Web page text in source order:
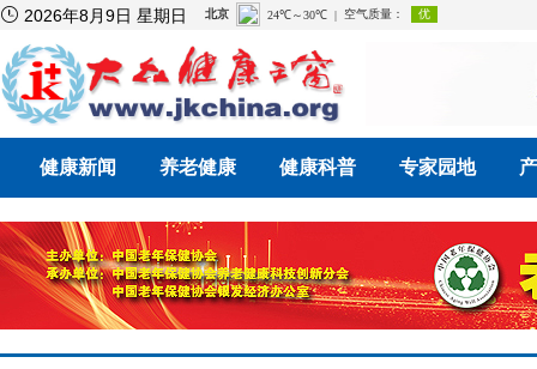
 2026年8月9日 星期日
健康新闻 养老健康 健康科普 专家园地